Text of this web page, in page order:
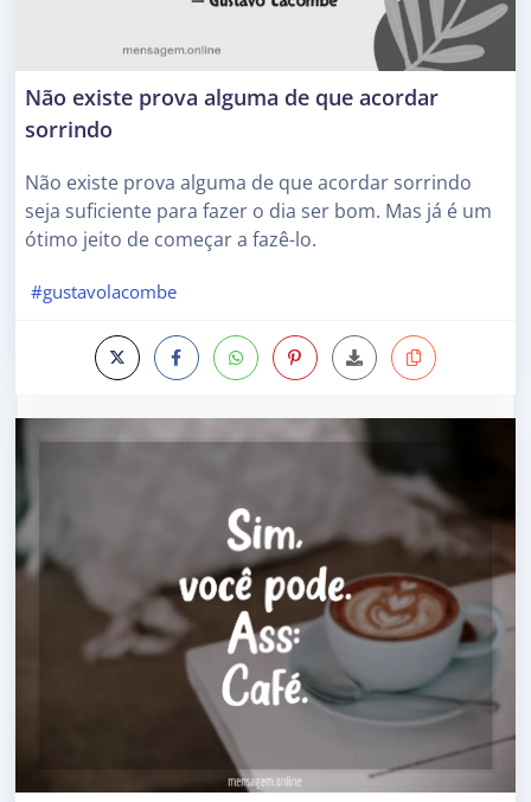
Não existe prova alguma de que acordar
sorrindo
Não existe prova alguma de que acordar sorrindo
seja suficiente para fazer o dia ser bom. Mas já é um
ótimo jeito de começar a fazê-lo.
#gustavolacombe